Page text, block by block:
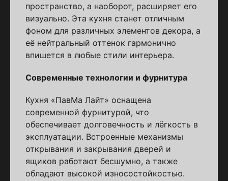
пространство, а наоборот, расширяет его
визуально. Эта кухня станет отличным
фоном для различных элементов декора, а
её нейтральный оттенок гармонично
впишется в любые стили интерьера.
Современные технологии и фурнитура
Кухня «ПавМа Лайт» оснащена
современной фурнитурой, что
обеспечивает долговечность и лёгкость в
эксплуатации. Встроенные механизмы
открывания и закрывания дверей и
ящиков работают бесшумно, а также
обладают высокой износостойкостью.